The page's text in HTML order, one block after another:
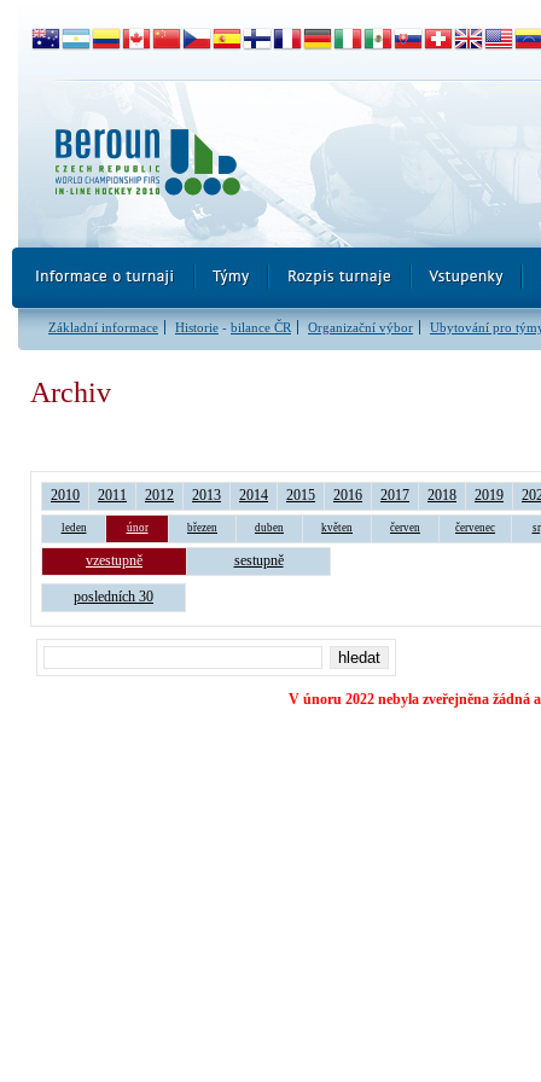
Základní informace Historie - bilance ČR Organizační výbor Ubytování pro
Archiv
2010 2011 2012 2013 2014 2015 2016 2017 2018 2019
leden únor březen duben květen červen červenec
vzestupně sestupně
posledních 30
V únoru 2022 nebyla zveřejněna žádná